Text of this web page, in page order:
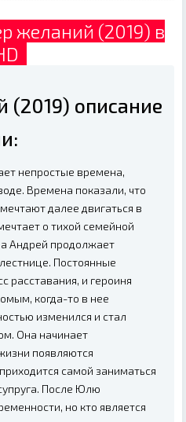
желаний (2019) в
(2019) описание
непростые времена,
Времена показали, что
далее двигаться в
о тихой семейной
Андрей продолжает
Постоянные
расставания, и героиня
когда-то в нее
изменился и стал
Она начинает
появляются
самой заниматься
После Юлю
но кто является